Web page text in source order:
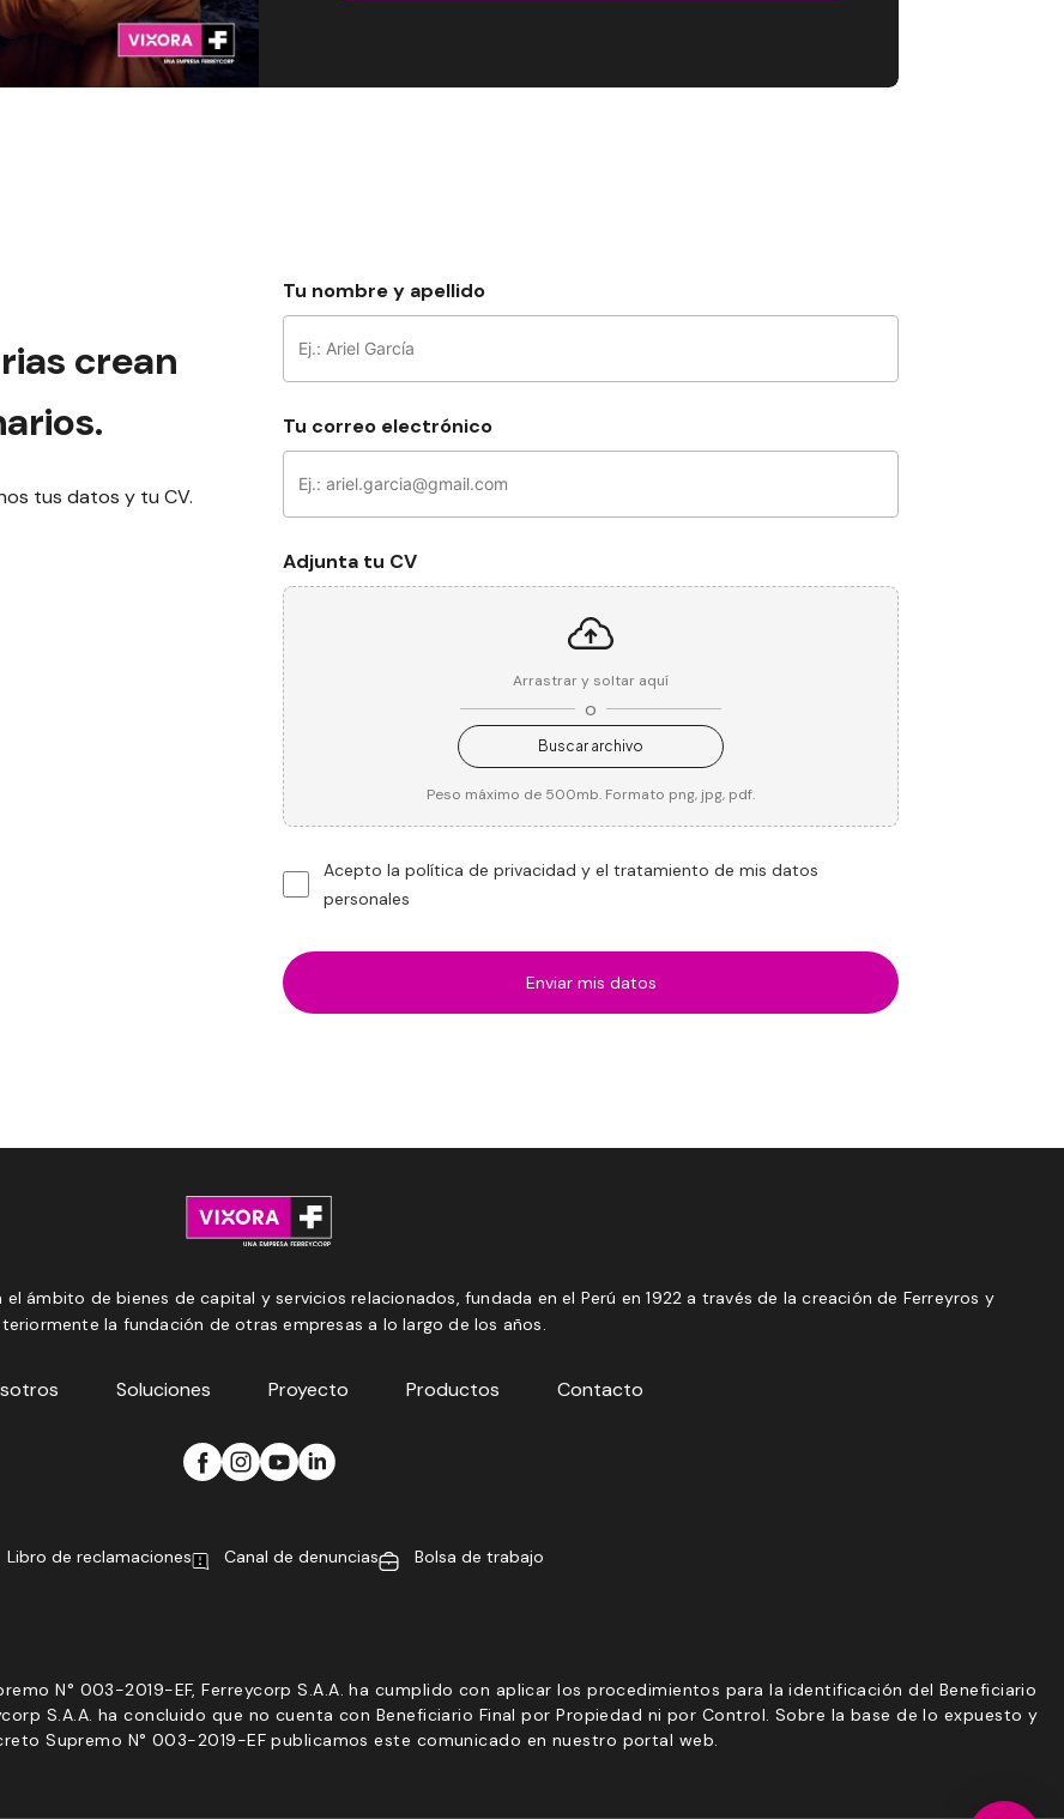
crean
tus datos y tu CV.
Tu nombre y apellido
Tu correo electrónico
Adjunta tu CV
Arrastrar y soltar aquí
o
Buscar archivo
Peso máximo de 500mb. Formato png, jpg, pdf.
Acepto la política de privacidad y el tratamiento de mis datos
personales
ámbito de bienes de capital y servicios relacionados, fundada en el Perú en 1922 a través de la creación de Ferreyros y
la fundación de otras empresas a lo largo de los años.
Soluciones Proyecto Productos Contacto
Libro de reclamaciones Canal de denuncias Bolsa de trabajo
N° 003-2019-EF, Ferreycorp S.A.A. ha cumplido con aplicar los procedimientos para la identificación del Beneficiario
S.A.A. ha concluido que no cuenta con Beneficiario Final por Propiedad ni por Control. Sobre la base de lo expuesto y
Supremo N° 003-2019-EF publicamos este comunicado en nuestro portal web.